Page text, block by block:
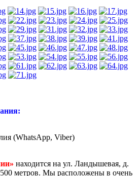
(WhatsApp, Viber)
находится на ул. Ландышевая, д.
метров. Мы расположены в очень